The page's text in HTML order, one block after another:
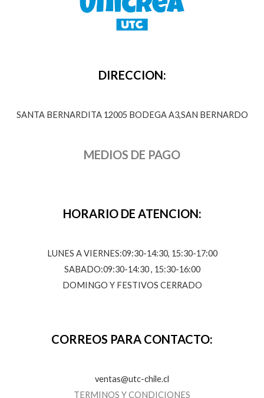
DIRECCION:
SANTA BERNARDITA 12005 BODEGA A3,SAN BERNARDO
MEDIOS DE PAGO
HORARIO DE ATENCION:
LUNES A VIERNES:09:30-14:30, 15:30-17:00
SABADO:09:30-14:30 , 15:30-16:00
DOMINGO Y FESTIVOS CERRADO
CORREOS PARA CONTACTO:
ventas@utc-chile.cl
TERMINOS Y CONDICIONES